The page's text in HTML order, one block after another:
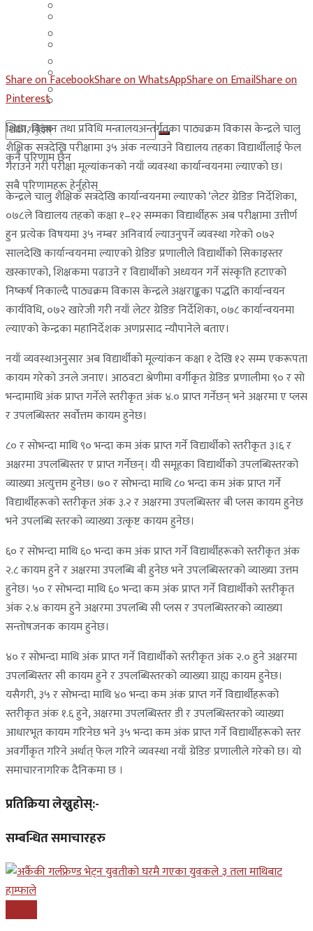
साउदी अरब
कुनै परिणाम छैन
सबै परिणामहरू हेर्नुहोस्
युएई
साउदी अरब
Share on FacebookShare on WhatsAppShare on EmailShare on
Pinterest
शिक्षा, विज्ञान तथा प्रविधि मन्त्रालयअन्तर्गतका पाठ्यक्रम विकास केन्द्रले चालु
शैक्षिक सत्रदेखि परीक्षामा ३५ अंक नल्याउने विद्यालय तहका विद्यार्थीलाई फेल
गराउने गरी परीक्षा मूल्यांकनको नयाँ व्यवस्था कार्यान्वयनमा ल्याएको छ।
केन्द्रले चालु शैक्षिक सत्रदेखि कार्यान्वयनमा ल्याएको ‘लेटर ग्रेडिङ निर्देशिका,
०७८ले विद्यालय तहको कक्षा १–१२ सम्मका विद्यार्थीहरू अब परीक्षामा उत्तीर्ण
हुन प्रत्येक विषयमा ३५ नम्बर अनिवार्य ल्याउनुपर्ने व्यवस्था गरेको ०७२
सालदेखि कार्यान्वयनमा ल्याएको ग्रेडिङ प्रणालीले विद्यार्थीको सिकाइस्तर
खस्काएको, शिक्षकमा पढाउने र विद्यार्थीको अध्ययन गर्ने संस्कृति हटाएको
निष्कर्ष निकाल्दै पाठ्यक्रम विकास केन्द्रले अक्षराङ्कका पद्धति कार्यान्वयन
कार्यविधि, ०७२ खारेजी गरी नयाँ लेटर ग्रेडिङ निर्देशिका, ०७८ कार्यान्वयनमा
ल्याएको केन्द्रका महानिर्देशक अणप्रसाद न्यौपानेले बताए।
नयाँ व्यवस्थाअनुसार अब विद्यार्थीको मूल्यांकन कक्षा १ देखि १२ सम्म एकरूपता
कायम गरेको उनले जनाए। आठवटा श्रेणीमा वर्गीकृत ग्रेडिङ प्रणालीमा ९० र सो
भन्दामाथि अंक प्राप्त गर्नेले स्तरीकृत अंक ४.० प्राप्त गर्नेछन् भने अक्षरमा ए प्लस
र उपलब्धिस्तर सर्वोत्तम कायम हुनेछ।
८० र सोभन्दा माथि ९० भन्दा कम अंक प्राप्त गर्ने विद्यार्थीको स्तरीकृत ३।६ र
अक्षरमा उपलब्धिस्तर ए प्राप्त गर्नेछन्। यी समूहका विद्यार्थीको उपलब्धिस्तरको
व्याख्या अत्युत्तम हुनेछ। ७० र सोभन्दा माथि ८० भन्दा कम अंक प्राप्त गर्ने
विद्यार्थीहरूको स्तरीकृत अंक ३.२ र अक्षरमा उपलब्धिस्तर बी प्लस कायम हुनेछ
भने उपलब्धि स्तरको व्याख्या उत्कृष्ट कायम हुनेछ।
६० र सोभन्दा माथि ६० भन्दा कम अंक प्राप्त गर्ने विद्यार्थीहरूको स्तरीकृत अंक
२.८ कायम हुने र अक्षरमा उपलब्धि बी हुनेछ भने उपलब्धिस्तरको व्याख्या उत्तम
हुनेछ। ५० र सोभन्दा माथि ६० भन्दा कम अंक प्राप्त गर्ने विद्यार्थीको स्तरीकृत
अंक २.४ कायम हुने अक्षरमा उपलब्धि सी प्लस र उपलब्धिस्तरको व्याख्या
सन्तोषजनक कायम हुनेछ।
४० र सोभन्दा माथि अंक प्राप्त गर्ने विद्यार्थीको स्तरीकृत अंक २.० हुने अक्षरमा
उपलब्धिस्तर सी कायम हुने र उपलब्धिस्तरको व्याख्या ग्राह्य कायम हुनेछ।
यसैगरी, ३५ र सोभन्दा माथि ४० भन्दा कम अंक प्राप्त गर्ने विद्यार्थीहरूको
स्तरीकृत अंक १.६ हुने, अक्षरमा उपलब्धिस्तर डी र उपलब्धिस्तरको व्याख्या
आधारभूत कायम गरिनेछ भने ३५ भन्दा कम अंक प्राप्त गर्ने विद्यार्थीहरूको स्तर
अवर्गीकृत गरिने अर्थात् फेल गरिने व्यवस्था नयाँ ग्रेडिङ प्रणालीले गरेको छ। यो
समाचारनागरिक दैनिकमा छ ।
प्रतिक्रिया लेख्नुहोस्:-
सम्बन्धित समाचारहरु